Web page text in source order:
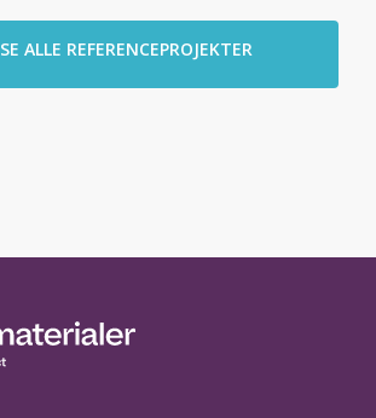
SE ALLE REFERENCEPROJEKTER